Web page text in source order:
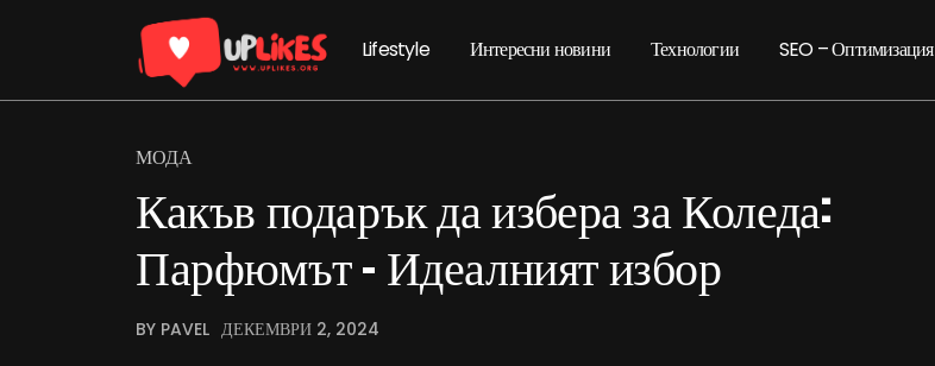
Lifestyle Интересни новини Технологии SEO – Оптимизация
МОДА
Какъв подарък да избера за Коледа:
Парфюмът – Идеалният избор
BY PAVEL ДЕКЕМВРИ 2, 2024